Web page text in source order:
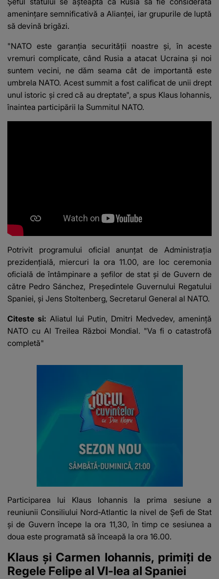
ameninţare semnificativă a Alianţei, iar grupurile de luptă
să devină brigăzi.
"NATO este garanţia securităţii noastre şi, în aceste
vremuri complicate, când Rusia a atacat Ucraina şi noi
suntem vecini, ne dăm seama cât de importantă este
umbrela NATO. Acest summit a fost calificat de unii drept
unul istoric şi cred că au dreptate", a spus Klaus Iohannis,
înaintea participării la Summitul NATO.
Potrivit programului oficial anunțat de Administrația
prezidențială, miercuri la ora 11.00, are loc ceremonia
oficială de întâmpinarea șefilor de stat și de Guvern de
către Pedro Sánchez, Președintele Guvernului Regatului
Spaniei, și Jens Stoltenberg, Secretarul General al NATO.
Citeste si: Aliatul lui Putin, Dmitri Medvedev, amenință
NATO cu Al Treilea Război Mondial. "Va fi o catastrofă
completă"
Participarea lui Klaus Iohannis la prima sesiune a
reuniunii Consiliului Nord-Atlantic la nivel de Șefi de Stat
şi de Guvern începe la ora 11,30, în timp ce sesiunea a
doua este programată să înceapă la ora 16.00.
Klaus și Carmen Iohannis, primiți de
Regele Felipe al VI-lea al Spaniei